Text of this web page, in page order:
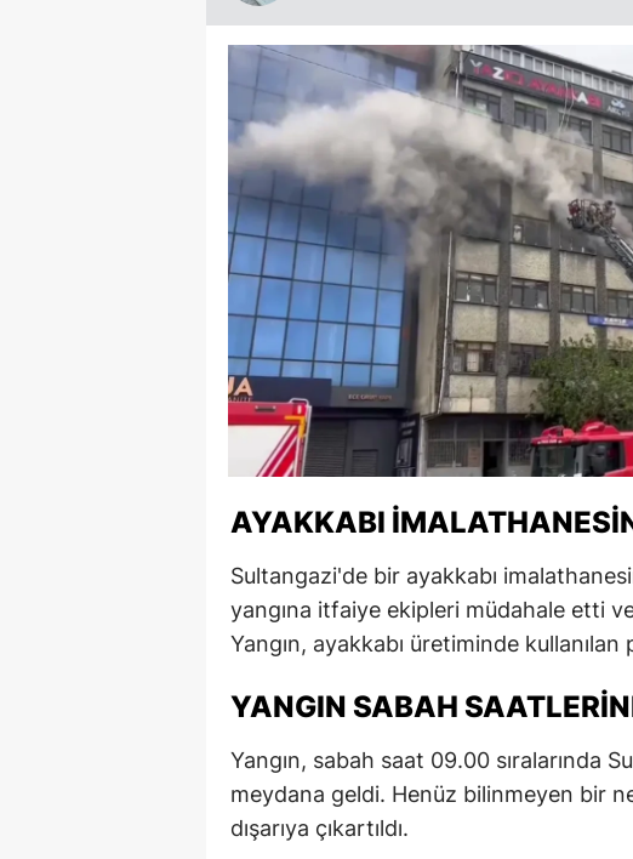
AYAKKABI
Sultangazi'de bir ayakkabı
yangına itfaiye ekipleri müdahale etti
Yangın, ayakkabı üretiminde
YANGIN SABAH
Yangın, sabah saat 09.00 sıralarında
meydana geldi. Henüz bilinmeyen bir
dışarıya çıkartıldı.